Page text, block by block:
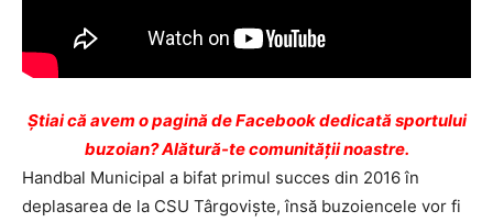
Ştiai că avem o pagină de Facebook dedicată sportului
buzoian? Alătură-te comunității noastre.
Handbal Municipal a bifat primul succes din 2016 în
deplasarea de la CSU Târgovişte, însă buzoiencele vor fi